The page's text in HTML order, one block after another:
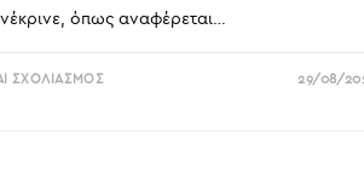
όπως αναφέρεται…
ΣΧΟΛΙΑΣΜΌΣΣΤΟ 29/08/